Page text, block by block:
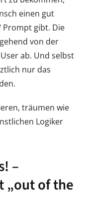
einen gut
gibt. Die
von der
ab. Und selbst
nur das
träumen wie
Logiker
–
„out of the